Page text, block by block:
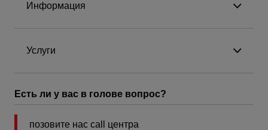
Информация
Услуги
Есть ли у вас в голове вопрос?
позовите нас call центра